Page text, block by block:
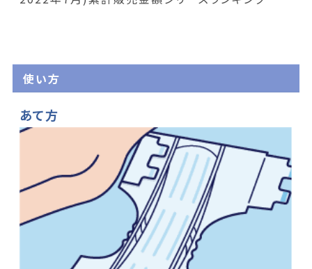
使い方
あて方